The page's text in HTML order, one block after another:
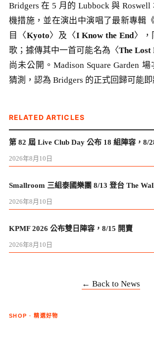
Bridgers 在 5 月的 Lubbock 與
機措施，並在演出中演唱了最新專輯《
目〈Kyoto〉及〈I Know the End〉
歌；據傳其中一首可能名為〈The Lost
尚未公開。Madison Square Garden
猜測，認為 Bridgers 的正式回歸可能即
RELATED ARTICLES
第 82 屆 Live Club Day 公布 18 組陣容，8/
2026年8月10日
Smallroom 三組泰國樂團 8/13 登台 The
2026年8月10日
KPMF 2026 公布雙日陣容，8/15 開賣
2026年8月10日
← Back to News
SHOP · 精選好物